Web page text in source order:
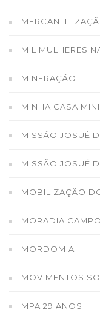
MIL MULHERES
MINERAÇÃO
MINHA CASA
MISSÃO JOSUÉ
MISSÃO JOSUÉ
MOBILIZAÇÃO
MORADIA
MORDOMIA
MOVIMENTOS
MPA 29 ANOS